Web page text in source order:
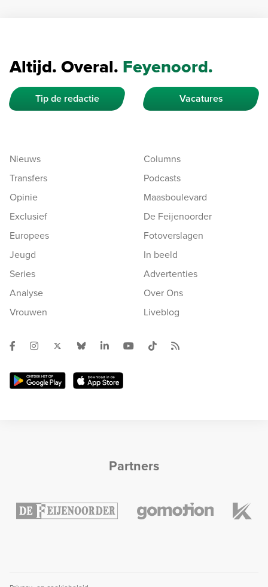
Altijd. Overal. Feyenoord.
Tip de redactie Vacatures
Nieuws
Transfers
Opinie
Exclusief
Europees
Jeugd
Series
Analyse
Vrouwen
Columns
Podcasts
Maasboulevard
De Feijenoorder
Fotoverslagen
In beeld
Advertenties
Over Ons
Liveblog
Partners